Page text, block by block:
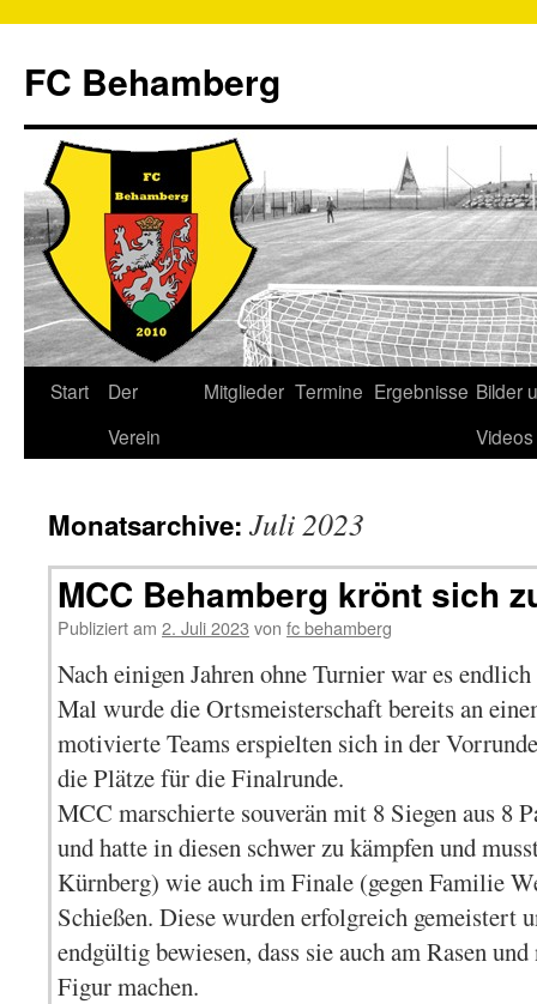
FC Behamberg
Start
Der
Verein
Mitglieder Termine Ergebnisse Bilder
Videos
Monatsarchive: Juli 2023
MCC Behamberg krönt sich
Publiziert am 2. Juli 2023 von fc behamberg
Nach einigen Jahren ohne Turnier war es
Mal wurde die Ortsmeisterschaft bereits an
motivierte Teams erspielten sich in der
die Plätze für die Finalrunde.
MCC marschierte souverän mit 8 Siegen aus 8
und hatte in diesen schwer zu kämpfen und
Kürnberg) wie auch im Finale (gegen Familie
Schießen. Diese wurden erfolgreich gemeistert
endgültig bewiesen, dass sie auch am Rasen
Figur machen.